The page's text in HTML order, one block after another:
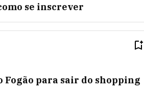
se inscrever
Fogão para sair do shopping